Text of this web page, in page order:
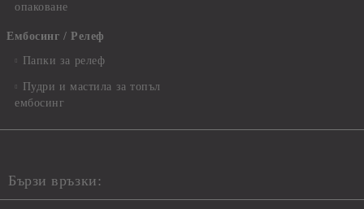
опаковане
Ембосинг / Релеф
Папки за релеф
Пудри и мастила за топъл
ембосинг
Бързи връзки: